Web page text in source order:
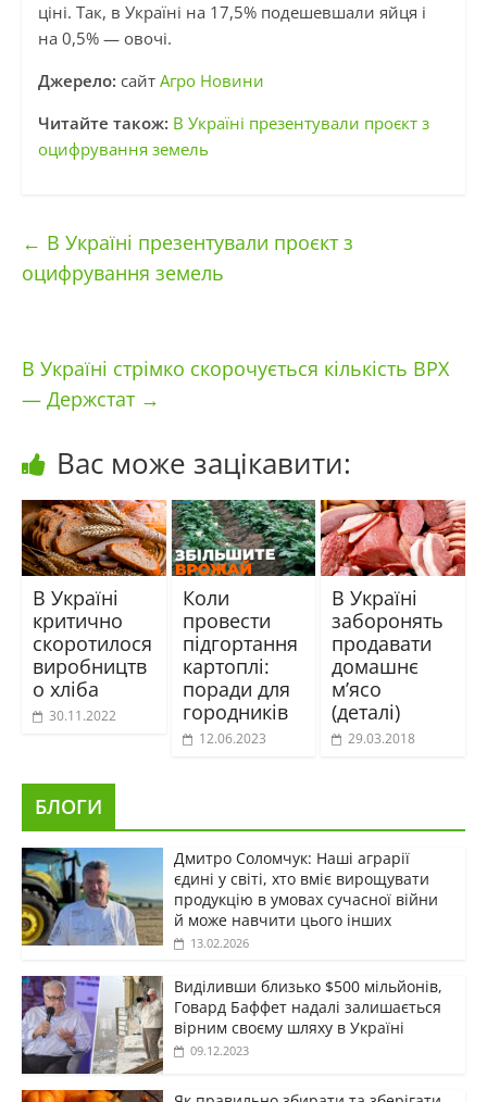
ціні. Так, в Україні на 17,5% подешевшали яйця і
на 0,5% — овочі.
Джерело: сайт Агро Новини
Читайте також: В Україні презентували проєкт з
оцифрування земель
← В Україні презентували проєкт з
оцифрування земель
В Україні стрімко скорочується кількість ВРХ
— Держстат →
Вас може зацікавити:
В Україні
критично
скоротилося
виробництв
о хліба
30.11.2022
Коли
провести
підгортання
картоплі:
поради для
городників
12.06.2023
В Україні
заборонять
продавати
домашнє
м’ясо
(деталі)
29.03.2018
БЛОГИ
Дмитро Соломчук: Наші аграрії
єдині у світі, хто вміє вирощувати
продукцію в умовах сучасної війни
й може навчити цього інших
13.02.2026
Виділивши близько $500 мільйонів,
Говард Баффет надалі залишається
вірним своєму шляху в Україні
09.12.2023